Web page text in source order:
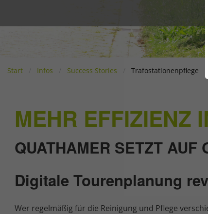
Start Infos Success Stories Trafostationenpflege
MEHR EFFIZIENZ
QUATHAMER SETZT AUF
Digitale Tourenplanung
Wer regelmäßig für die Reinigung und Pflege